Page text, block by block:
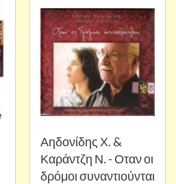
Αηδονίδης Χ. &
Καράντζη Ν. - Οταν οι
δρόμοι συναντιούνται